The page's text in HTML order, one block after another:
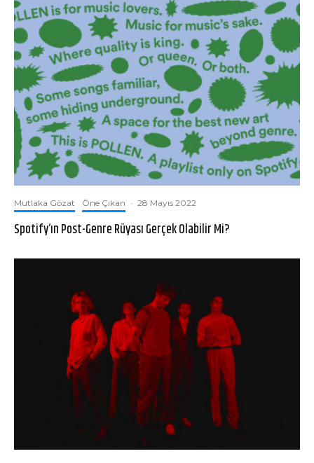
Mutlaka Gözat Öne Çıkan · 28 Mayıs 2022
Spotify’ın Post-Genre Rüyası Gerçek Olabilir Mi?